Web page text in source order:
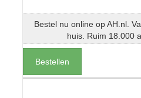
Bestel nu online op AH.nl.
huis. Ruim 18.000
Bestellen